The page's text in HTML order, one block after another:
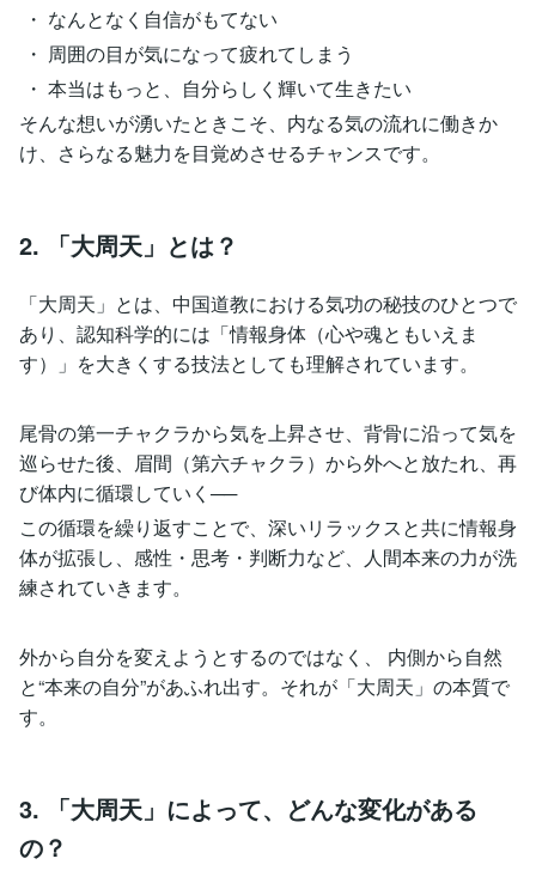
・ なんとなく自信がもてない
・ 周囲の目が気になって疲れてしまう
・ 本当はもっと、自分らしく輝いて生きたい
そんな想いが湧いたときこそ、内なる気の流れに働きか
け、さらなる魅力を目覚めさせるチャンスです。
2. 「大周天」とは？
「大周天」とは、中国道教における気功の秘技のひとつで
あり、認知科学的には「情報身体（心や魂ともいえま
す）」を大きくする技法としても理解されています。
尾骨の第一チャクラから気を上昇させ、背骨に沿って気を
巡らせた後、眉間（第六チャクラ）から外へと放たれ、再
び体内に循環していく──
この循環を繰り返すことで、深いリラックスと共に情報身
体が拡張し、感性・思考・判断力など、人間本来の力が洗
練されていきます。
外から自分を変えようとするのではなく、 内側から自然
と“本来の自分”があふれ出す。それが「大周天」の本質で
す。
3. 「大周天」によって、どんな変化がある
の？